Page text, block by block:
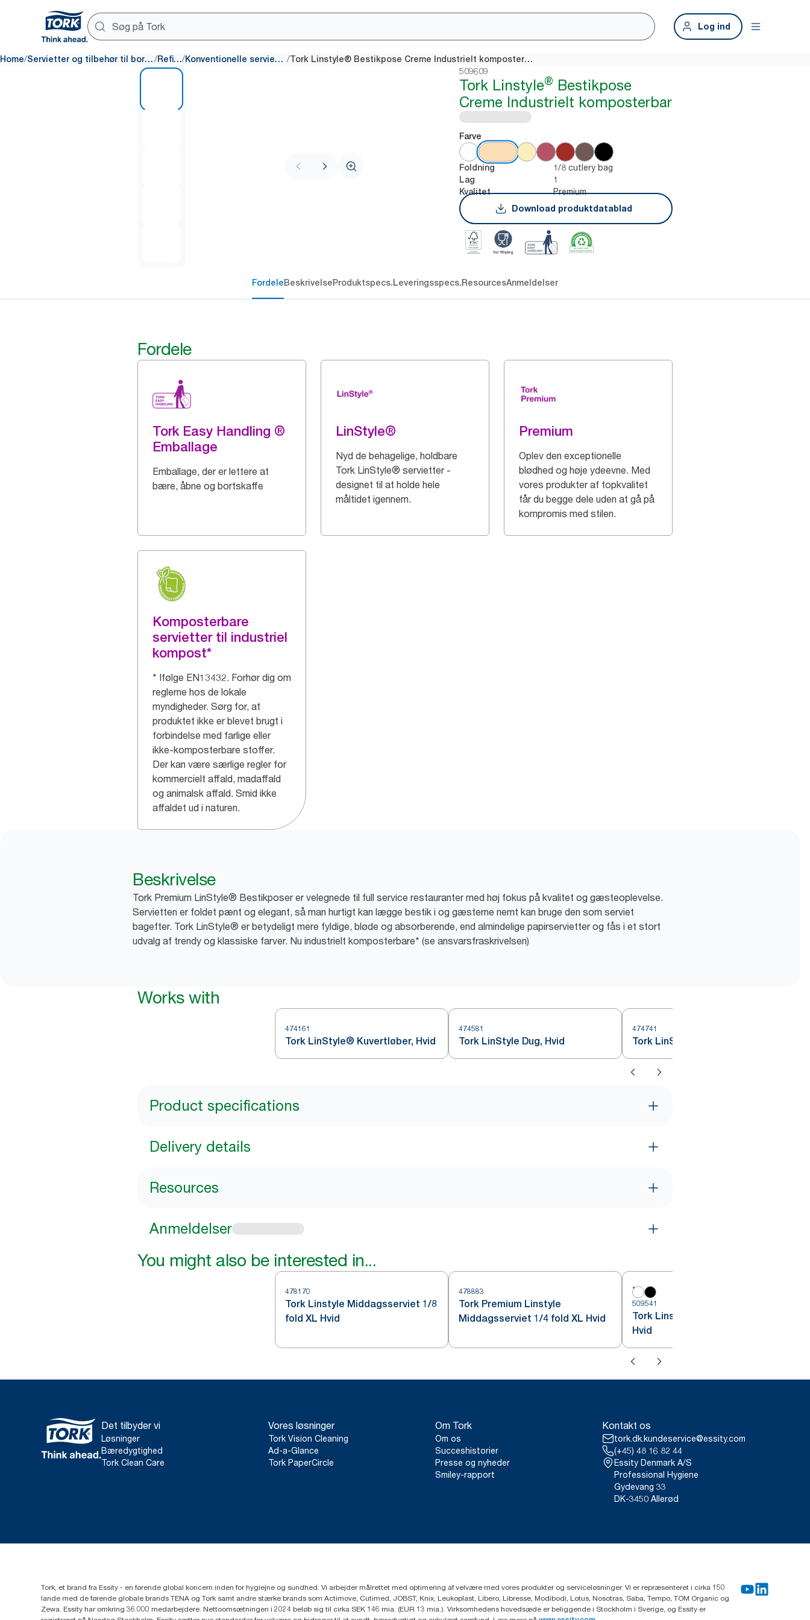
Log ind
Home/ Servietter og tilbehør til bordet/ Refills/ Konventionelle servietter / Tork Linstyle® Bestikpose Creme Industrielt komposterbar
509609
Tork Linstyle® Bestikpose
Creme Industrielt komposterbar
Farve
Foldning 1/8 cutlery bag
Lag 1
Kvalitet
Premium
Download produktdatablad
FordeleBeskrivelseProduktspecs.Leveringsspecs.ResourcesAnmeldelser
Fordele
Tork Easy Handling ®
Emballage
Emballage, der er lettere at
bære, åbne og bortskaffe
LinStyle®
Nyd de behagelige, holdbare
Tork LinStyle® servietter -
designet til at holde hele
måltidet igennem.
Premium
Oplev den exceptionelle
blødhed og høje ydeevne. Med
vores produkter af topkvalitet
får du begge dele uden at gå på
kompromis med stilen.
Komposterbare
servietter til industriel
kompost*
* Ifølge EN13432. Forhør dig om
reglerne hos de lokale
myndigheder. Sørg for, at
produktet ikke er blevet brugt i
forbindelse med farlige eller
ikke-komposterbare stoffer.
Der kan være særlige regler for
kommercielt affald, madaffald
og animalsk affald. Smid ikke
affaldet ud i naturen.
Beskrivelse
Tork Premium LinStyle® Bestikposer er velegnede til full service restauranter med høj fokus på kvalitet og gæsteoplevelse.
Servietten er foldet pænt og elegant, så man hurtigt kan lægge bestik i og gæsterne nemt kan bruge den som serviet
bagefter. Tork LinStyle® er betydeligt mere fyldige, bløde og absorberende, end almindelige papirservietter og fås i et stort
udvalg af trendy og klassiske farver. Nu industrielt komposterbare* (se ansvarsfraskrivelsen)
Works with
474161
Tork LinStyle® Kuvertløber, Hvid
474581
Tork LinStyle Dug, Hvid
474741
Tork LinStyle® Stikdug, Hvid
Product specifications
Delivery details
Resources
Anmeldelser
You might also be interested in...
478170
Tork Linstyle Middagsserviet 1/8
fold XL Hvid
478883
Tork Premium Linstyle
Middagsserviet 1/4 fold XL Hvid
509541
Tork Linstyle® Cocktailserviet
Hvid
Det tilbyder vi
Løsninger
Bæredygtighed
Tork Clean Care
Vores løsninger
Tork Vision Cleaning
Ad-a-Glance
Tork PaperCircle
Om Tork
Om os
Succeshistorier
Presse og nyheder
Smiley-rapport
Kontakt os
tork.dk.kundeservice@essity.com
(+45) 48 16 82 44
Essity Denmark A/S
Professional Hygiene
Gydevang 33
DK-3450 Allerød
Tork, et brand fra Essity - en førende global koncern inden for hygiejne og sundhed. Vi arbejder målrettet med optimering af velvære med vores produkter og serviceløsninger. Vi er repræsenteret i cirka 150
lande med de førende globale brands TENA og Tork samt andre stærke brands som Actimove, Cutimed, JOBST, Knix, Leukoplast, Libero, Libresse, Modibodi, Lotus, Nosotras, Saba, Tempo, TOM Organic og
Zewa. Essity har omkring 36.000 medarbejdere. Nettoomsætningen i 2024 beløb sig til cirka SEK 146 mia. (EUR 13 mia.). Virksomhedens hovedsæde er beliggende i Stockholm i Sverige, og Essity er